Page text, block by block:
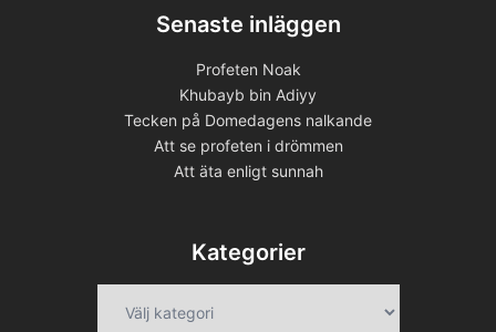
Senaste inläggen
Profeten Noak
Khubayb bin Adiyy
Tecken på Domedagens nalkande
Att se profeten i drömmen
Att äta enligt sunnah
Kategorier